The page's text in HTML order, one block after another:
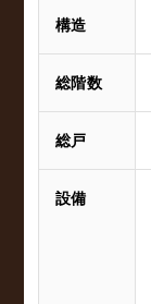
構造
総階数
総戸
設備